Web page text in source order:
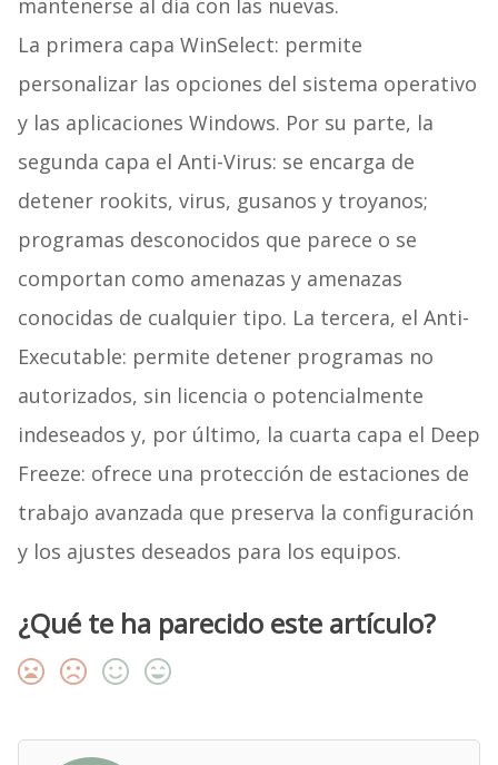
mantenerse al día con las nuevas.
La primera capa WinSelect: permite
personalizar las opciones del sistema operativo
y las aplicaciones Windows. Por su parte, la
segunda capa el Anti-Virus: se encarga de
detener rookits, virus, gusanos y troyanos;
programas desconocidos que parece o se
comportan como amenazas y amenazas
conocidas de cualquier tipo. La tercera, el Anti-
Executable: permite detener programas no
autorizados, sin licencia o potencialmente
indeseados y, por último, la cuarta capa el Deep
Freeze: ofrece una protección de estaciones de
trabajo avanzada que preserva la configuración
y los ajustes deseados para los equipos.
¿Qué te ha parecido este artículo?